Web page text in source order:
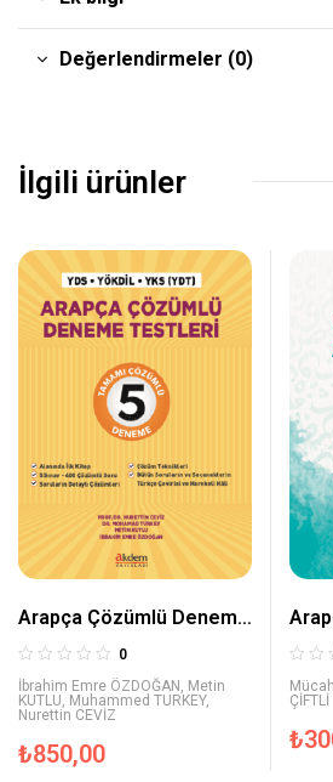
Değerlendirmeler (0)
İlgili ürünler
Arapça Çözümlü Deneme
Testleri
0
İbrahim Emre ÖZDOĞAN Metin
KUTLU Muhammed TURKEY,
Nurettin CEVİZ
₺850,00
ÇİFTLİ
₺